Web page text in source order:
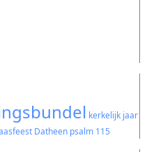
kerkelijk jaar
Datheen psalm 115